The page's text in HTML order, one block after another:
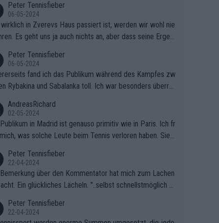
Peter Tennisfieber
06-05-2024
wirklich in Zverevs Haus passiert ist, werden wir wohl nie
Es geht uns ja auch nichts an, aber dass seine Ergeb
Peter Tennisfieber
06-05-2024
fand ich das Publikum während des Kampfes zw
Rybakina und Sabalanka toll. Ich war besonders überras
AndreasRichard
02-05-2024
in Madrid ist genauso primitiv wie in Paris. Ich fr
was solche Leute beim Tennis verloren haben. Sie s
Peter Tennisfieber
22-04-2024
über den Kommentator hat mich zum Lachen
Ein glückliches Lächeln. "..selbst schnellstmöglich na
Peter Tennisfieber
22-04-2024